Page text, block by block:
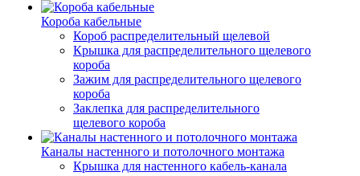
Короба кабельные
Короб распределительный щелевой
Крышка для распределительного щелевого
короба
Зажим для распределительного щелевого
короба
Заклепка для распределительного
щелевого короба
Каналы настенного и потолочного монтажа
Крышка для настенного кабель-канала